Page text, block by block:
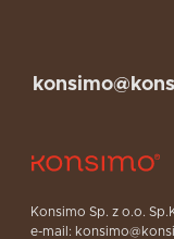
Konsimo Sp. z o.o.
e-mail: